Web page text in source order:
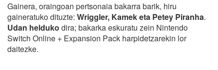
Gainera, oraingoan pertsonaia bakarra barik, hiru
gaineratuko dituzte: Wriggler, Kamek eta Petey Piranha.
Udan helduko dira; bakarka eskuratu zein Nintendo
Switch Online + Expansion Pack harpidetzarekin lor
daitezke.